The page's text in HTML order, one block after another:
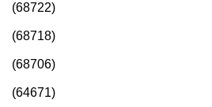
(68722)
(68718)
(68706)
(64671)